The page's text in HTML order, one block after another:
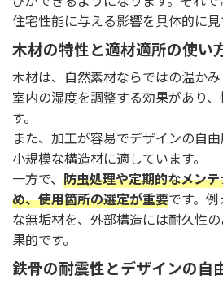
住宅性能に与える影響を具体的に見
木材の特性と適材適所の使い
木材は、自然素材ならではの温かみ
室内の湿度を調整する効果があり
す。
また、加工が容易でデザインの自
小規模な構造材に適しています。
一方で、 防虫処理や定期的なメン
め、使用箇所の選定が重要です。
な無垢材を、外部構造には耐久性
果的です。
鉄骨の耐震性とデザインの自